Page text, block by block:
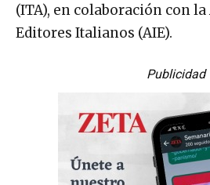
(ITA), en colaboración con
Editores Italianos (AIE).
Publicidad